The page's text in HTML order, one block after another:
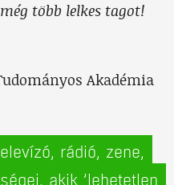
több lelkes tagot!
Akadémia
rádió, zene,
akik ’lehetetlen